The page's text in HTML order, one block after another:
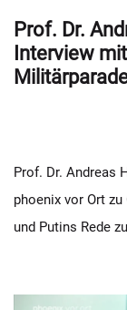
Prof. Dr.
Interview
Prof. Dr. Andreas
phoenix vor Ort
und Putins Rede